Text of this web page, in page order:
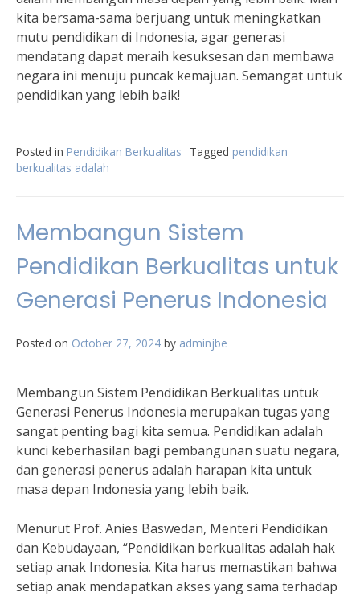
kita bersama-sama berjuang untuk meningkatkan
mutu pendidikan di Indonesia, agar generasi
mendatang dapat meraih kesuksesan dan membawa
negara ini menuju puncak kemajuan. Semangat untuk
pendidikan yang lebih baik!
Posted in Pendidikan Berkualitas Tagged pendidikan
berkualitas adalah
Membangun Sistem
Pendidikan Berkualitas untuk
Generasi Penerus Indonesia
Posted on October 27, 2024 by adminjbe
Membangun Sistem Pendidikan Berkualitas untuk
Generasi Penerus Indonesia merupakan tugas yang
sangat penting bagi kita semua. Pendidikan adalah
kunci keberhasilan bagi pembangunan suatu negara,
dan generasi penerus adalah harapan kita untuk
masa depan Indonesia yang lebih baik.
Menurut Prof. Anies Baswedan, Menteri Pendidikan
dan Kebudayaan, “Pendidikan berkualitas adalah hak
setiap anak Indonesia. Kita harus memastikan bahwa
setiap anak mendapatkan akses yang sama terhadap